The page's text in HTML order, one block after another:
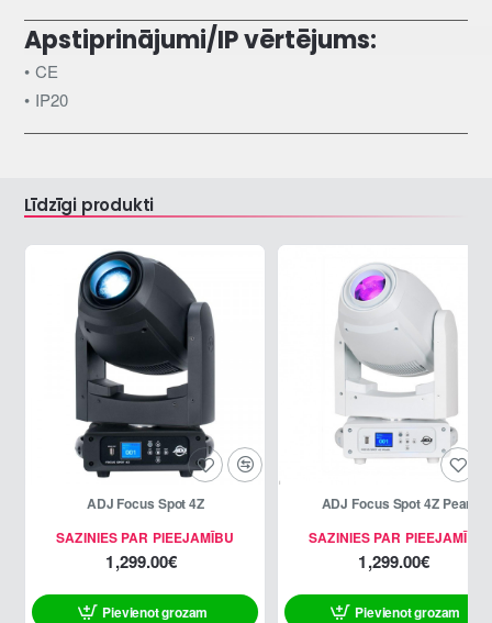
Apstiprinājumi/IP vērtējums:
• CE
• IP20
Līdzīgi produkti
SAZINIES PAR PIEEJAMĪBU
ADJ Focus Spot 4Z
1,299.00€
Pievienot grozam
SAZINIES PAR PIEEJAMĪBU
ADJ Focus Spot 4Z Pearl
1,299.00€
Pievienot grozam